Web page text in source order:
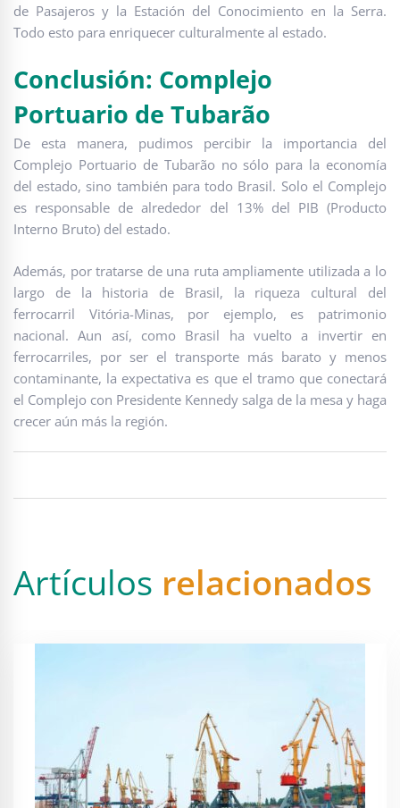
de Pasajeros y la Estación del Conocimiento en la Serra.
Todo esto para enriquecer culturalmente al estado.
Conclusión: Complejo
Portuario de Tubarão
De esta manera, pudimos percibir la importancia del
Complejo Portuario de Tubarão no sólo para la economía
del estado, sino también para todo Brasil. Solo el Complejo
es responsable de alrededor del 13% del PIB (Producto
Interno Bruto) del estado.
Además, por tratarse de una ruta ampliamente utilizada a lo
largo de la historia de Brasil, la riqueza cultural del
ferrocarril Vitória-Minas, por ejemplo, es patrimonio
nacional. Aun así, como Brasil ha vuelto a invertir en
ferrocarriles, por ser el transporte más barato y menos
contaminante, la expectativa es que el tramo que conectará
el Complejo con Presidente Kennedy salga de la mesa y haga
crecer aún más la región.
Artículos relacionados